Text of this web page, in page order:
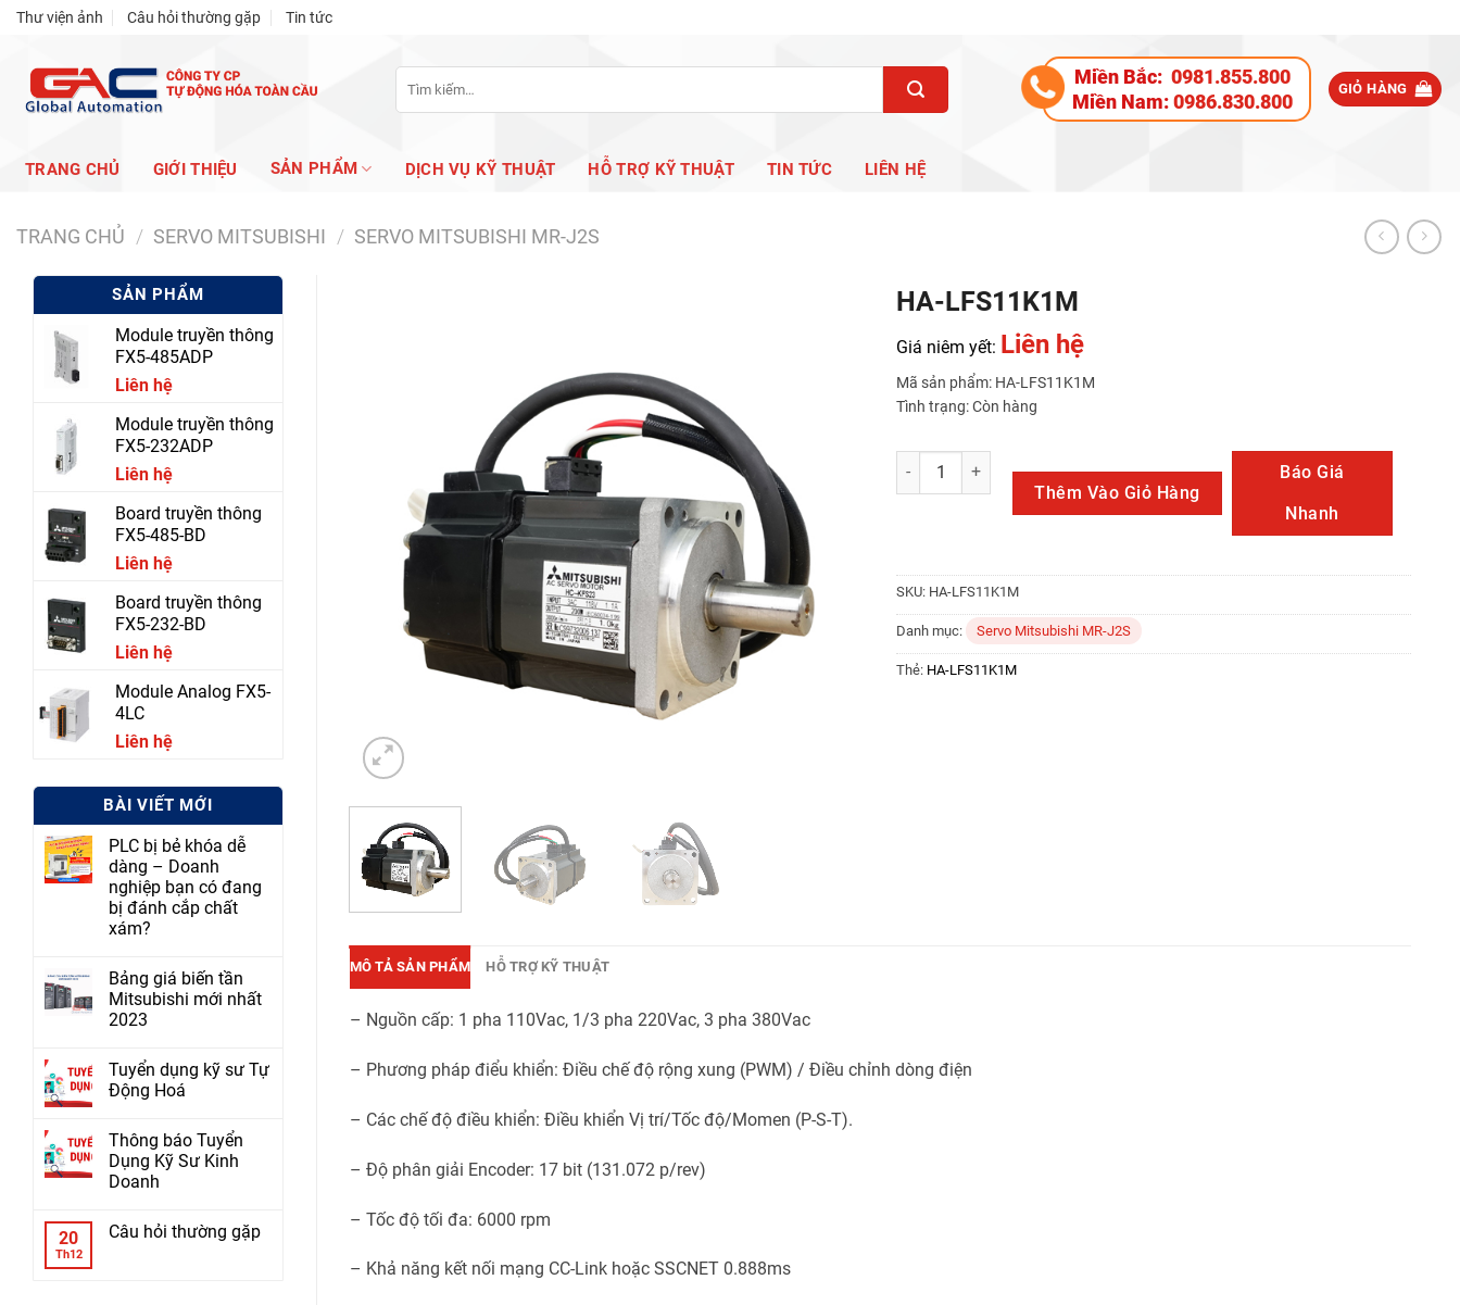
Skip
content
Thư viện ảnh Câu hỏi thường gặp Tin tức
Tìm
kiếm:
Miền Bắc: 0981.855.800
Miền Nam:0986.830.800
GIỎ HÀNG
TRANG CHỦ GIỚI THIỆU SẢN PHẨM DỊCH VỤ KỸ THUẬT HỖ TRỢ KỸ THUẬT TIN TỨC LIÊN HỆ
TRANG CHỦ / SERVO MITSUBISHI / SERVO MITSUBISHI MR-J2S
SẢN PHẨM
Module truyền thông
FX5-485ADP
Liên hệ
Module truyền thông
FX5-232ADP
Liên hệ
Board truyền thông
FX5-485-BD
Liên hệ
Board truyền thông
FX5-232-BD
Liên hệ
Module Analog FX5-
4LC
Liên hệ
BÀI VIẾT MỚI
PLC bị bẻ khóa dễ
dàng – Doanh
nghiệp bạn có đang
bị đánh cắp chất
xám?
Bảng giá biến tần
Mitsubishi mới nhất
2023
Tuyển dụng kỹ sư Tự
Động Hoá
Thông báo Tuyển
Dụng Kỹ Sư Kinh
Doanh
20
Th12
Câu hỏi thường gặp
HA-LFS11K1M
Giá niêm yết: Liên hệ
Mã sản phẩm: HA-LFS11K1M
Tình trạng: Còn hàng
HA-LFS11K1M số lượng
Thêm Vào Giỏ Hàng
Báo Giá
Nhanh
SKU: HA-LFS11K1M
Danh mục: Servo Mitsubishi MR-J2S
Thẻ: HA-LFS11K1M
MÔ TẢ SẢN PHẨM HỖ TRỢ KỸ THUẬT
– Nguồn cấp: 1 pha 110Vac, 1/3 pha 220Vac, 3 pha 380Vac
– Phương pháp điểu khiển: Điều chế độ rộng xung (PWM) / Điều chỉnh dòng điện
– Các chế độ điều khiển: Điều khiển Vị trí/Tốc độ/Momen (P-S-T).
– Độ phân giải Encoder: 17 bit (131.072 p/rev)
– Tốc độ tối đa: 6000 rpm
– Khả năng kết nối mạng CC-Link hoặc SSCNET 0.888ms